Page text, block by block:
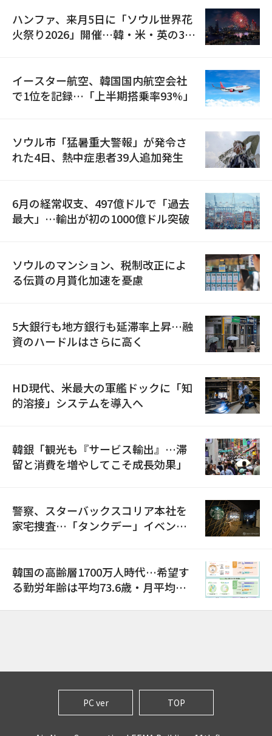
ハンファ、来月5日に「ソウル世界花
火祭り2026」開催…韓・米・英の3カ
イースター航空、韓国国内航空会社
で1位を記録…「上半期搭乗率93%」
ソウル市「猛暑重大警報」が発令さ
れた4日、熱中症患者39人追加発生
6月の経常収支、497億ドルで「過去
最大」…輸出が初の1000億ドル突破
ソウルのマンション、税制改正によ
る伝貰の月貰化加速を憂慮
5大銀行も地方銀行も延滞率上昇…融
資のハードルはさらに高く
HD現代、米最大の軍艦ドックに「知
的溶接」システムを導入へ
韓銀「観光も『サービス輸出』…滞
留と消費を増やしてこそ成長効果」
警察、スターバックスコリア本社を
家宅捜査…「タンクデー」イベント
韓国の高齢層1700万人時代…希望す
る勤労年齢は平均73.6歳・月平均賃
PC ver TOP